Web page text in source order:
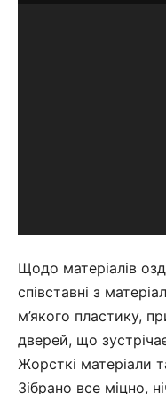
Щодо матеріалів
співставні з
м’якого пластику,
дверей, що
Жорсткі матеріали
Зібрано все міцно,